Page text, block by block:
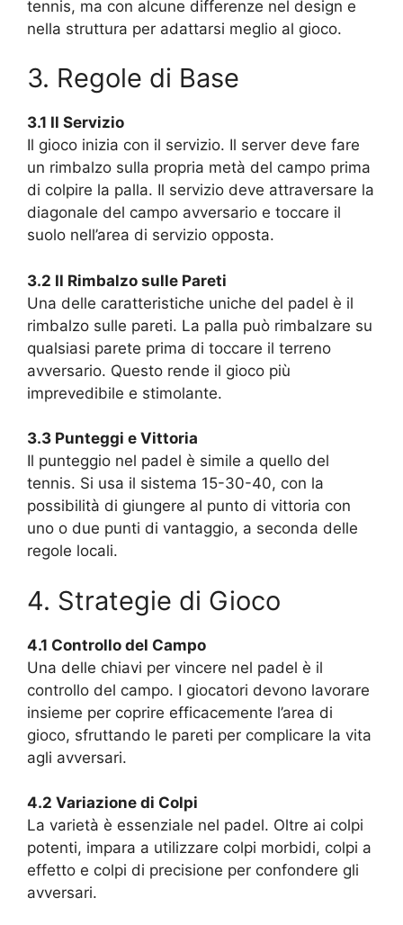
tennis, ma con alcune differenze nel design e
nella struttura per adattarsi meglio al gioco.
3. Regole di Base
3.1 Il Servizio
Il gioco inizia con il servizio. Il server deve fare
un rimbalzo sulla propria metà del campo prima
di colpire la palla. Il servizio deve attraversare la
diagonale del campo avversario e toccare il
suolo nell’area di servizio opposta.
3.2 Il Rimbalzo sulle Pareti
Una delle caratteristiche uniche del padel è il
rimbalzo sulle pareti. La palla può rimbalzare su
qualsiasi parete prima di toccare il terreno
avversario. Questo rende il gioco più
imprevedibile e stimolante.
3.3 Punteggi e Vittoria
Il punteggio nel padel è simile a quello del
tennis. Si usa il sistema 15-30-40, con la
possibilità di giungere al punto di vittoria con
uno o due punti di vantaggio, a seconda delle
regole locali.
4. Strategie di Gioco
4.1 Controllo del Campo
Una delle chiavi per vincere nel padel è il
controllo del campo. I giocatori devono lavorare
insieme per coprire efficacemente l’area di
gioco, sfruttando le pareti per complicare la vita
agli avversari.
4.2 Variazione di Colpi
La varietà è essenziale nel padel. Oltre ai colpi
potenti, impara a utilizzare colpi morbidi, colpi a
effetto e colpi di precisione per confondere gli
avversari.